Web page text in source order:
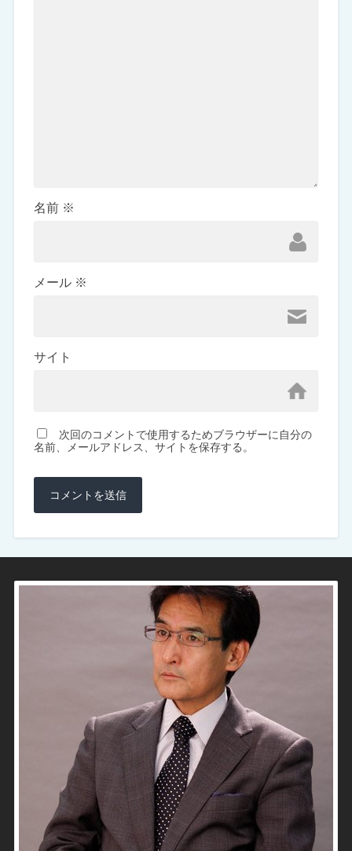
名前 ※
メール ※
サイト
次回のコメントで使用するためブラウザーに自分の
名前、メールアドレス、サイトを保存する。